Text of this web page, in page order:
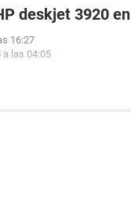
deskjet 3920
16:27
a las 04:05